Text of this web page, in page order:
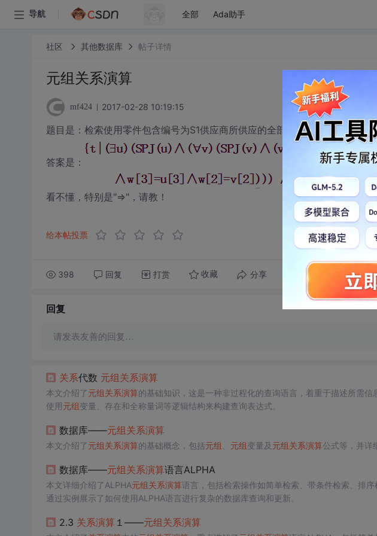
导航 全部 Ada助手
社区 其他数据库 帖子详情
元组关系演算
mf424 2017-02-28 10:19:15
题目是：检索使用零件包含编号为S1供应商所供应的全部零件的工程编号。
答案是：
看不懂，特别是"=>"，请教！
给本帖投票
398 回复 打赏 收藏 分享 转发到动态
回复
请发表友善的回复…
关系代数 元组关系演算
本文介绍了元组关系演算的基础知识，这是一种非过程化的查询语言，着重于描述所需
使用元组变量、存在和全称量词等逻辑结构来构建查询表达式。
数据库——元组关系演算
本文介绍了元组关系演算的基础概念，包括元组 元组变量及 元组关系演算公式等，并详
数据库——元组关系演算语言ALPHA
本文详细介绍了ALPHA元组关系演算语言，包括检索操作如简单检索、带条件检索、排
通过实例展示了如何使用ALPHA语言进行复杂的数据库查询和更新。
2.3 关系演算１——元组关系演算